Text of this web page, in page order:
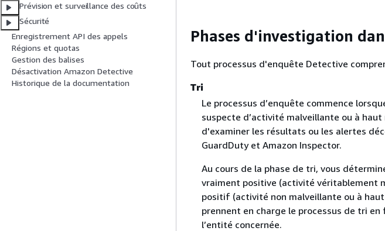
Prévision et surveillance des coûts
Sécurité
Enregistrement API des appels
Régions et quotas
Gestion des balises
Désactivation Amazon Detective
Historique de la documentation
Phases d'investigation
Tout processus d'enquête Detective
Tri
Le processus d’enquête commence
suspecte d’activité malveillante ou à
d'examiner les résultats ou les alertes
GuardDuty et Amazon Inspector.
Au cours de la phase de tri, vous
vraiment positive (activité véritablement
positif (activité non malveillante ou à
prennent en charge le processus de tri
l’entité concernée.